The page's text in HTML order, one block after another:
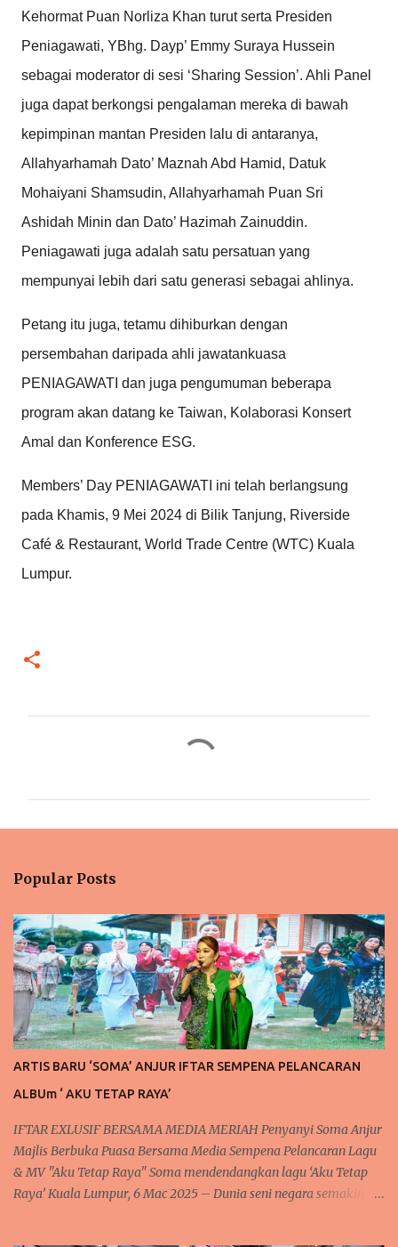
Kehormat Puan Norliza Khan turut serta Presiden
Peniagawati, YBhg. Dayp’ Emmy Suraya Hussein
sebagai moderator di sesi ‘Sharing Session’. Ahli Panel
juga dapat berkongsi pengalaman mereka di bawah
kepimpinan mantan Presiden lalu di antaranya,
Allahyarhamah Dato’ Maznah Abd Hamid, Datuk
Mohaiyani Shamsudin, Allahyarhamah Puan Sri
Ashidah Minin dan Dato’ Hazimah Zainuddin.
Peniagawati juga adalah satu persatuan yang
mempunyai lebih dari satu generasi sebagai ahlinya.
Petang itu juga, tetamu dihiburkan dengan
persembahan daripada ahli jawatankuasa
PENIAGAWATI dan juga pengumuman beberapa
program akan datang ke Taiwan, Kolaborasi Konsert
Amal dan Konference ESG.
Members’ Day PENIAGAWATI ini telah berlangsung
pada Khamis, 9 Mei 2024 di Bilik Tanjung, Riverside
Café & Restaurant, World Trade Centre (WTC) Kuala
Lumpur.
t
s
Popular Posts
ARTIS BARU ‘SOMA’ ANJUR IFTAR SEMPENA PELANCARAN
ALBUm ‘ AKU TETAP RAYA’
IFTAR EXLUSIF BERSAMA MEDIA MERIAH Penyanyi Soma Anjur
Majlis Berbuka Puasa Bersama Media Sempena Pelancaran Lagu
& MV "Aku Tetap Raya" Soma mendendangkan lagu ‘Aku Tetap
Raya’ Kuala Lumpur, 6 Mac 2025 – Dunia seni negara semakin